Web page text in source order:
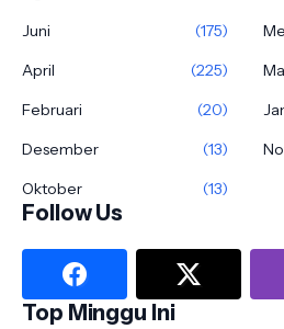
Juni
(175)
April
(225)
Februari
(20)
Desember
(13)
Oktober
(13)
Follow Us
Top Minggu Ini